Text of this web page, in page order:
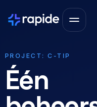
PROJECT: C-TIP
Één